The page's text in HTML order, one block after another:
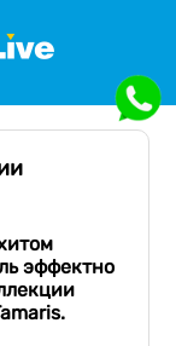
эффектно
.